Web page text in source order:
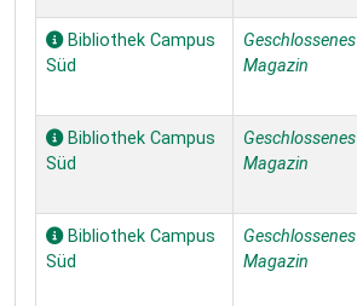
Bibliothek Campus
Süd
Geschlossenes
Magazin
Bibliothek Campus
Süd
Geschlossenes
Magazin
Bibliothek Campus
Süd
Geschlossenes
Magazin